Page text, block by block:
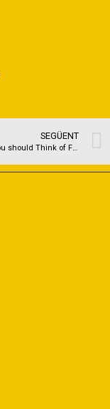
SEGÜENT
Eight What you should Think of For people who’VE Never been Within the A romance